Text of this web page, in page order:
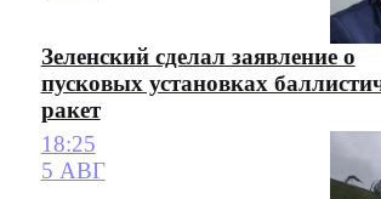
Зеленский сделал заявление о
пусковых установках
ракет
18:25
5 АВГ